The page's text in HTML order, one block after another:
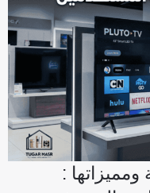
43 بوصة ومميزاتها :